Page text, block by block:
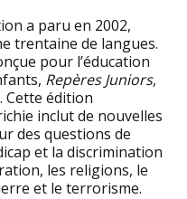
a paru en 2002,
trentaine de langues.
pour l’éducation
Repères Juniors,
Cette édition
inclut de nouvelles
des questions de
et la discrimination
les religions, le
et le terrorisme.